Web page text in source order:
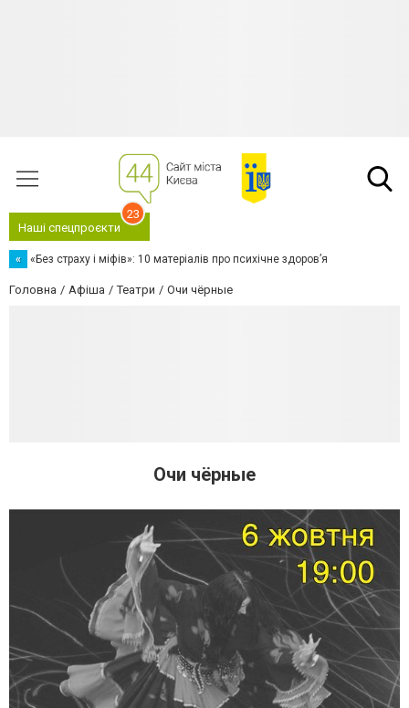
Наші спецпроєкти
23
« «Без страху і міфів»: 10 матеріалів про психічне здоров’я
Головна Афіша Театри Очи чёрные
Очи чёрные